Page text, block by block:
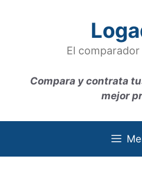
El
Compara y contrata
mejor